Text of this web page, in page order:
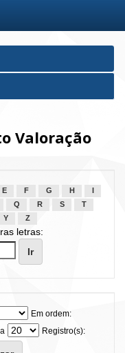
Valoração
E F G H
Q R S
T
Y Z
letras:
Em ordem:
Registro(s):